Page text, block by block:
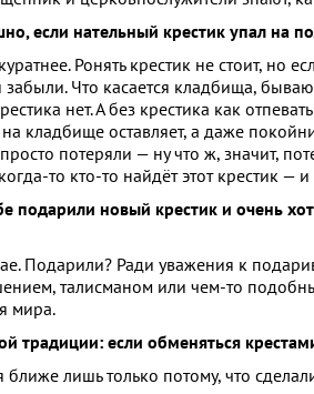
если нательный крестик упал на
Ронять крестик не стоит, но
забыли. Что касается кладбища,
нет. А без крестика как
кладбище оставляет, а даже
потеряли — ну что ж, значит,
то кто-то найдёт этот крестик —
подарили новый крестик и очень
Подарили? Ради уважения к
талисманом или чем-то
мира.
традиции: если обменяться
ближе лишь только потому, что